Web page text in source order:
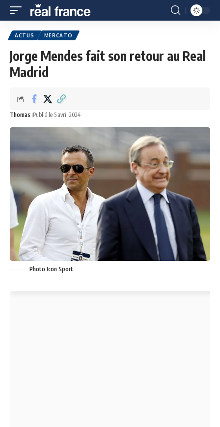
ACTUS MERCATO
Jorge Mendes fait son retour au Real
Madrid
Thomas Publié le 5 avril 2024
Photo Icon Sport